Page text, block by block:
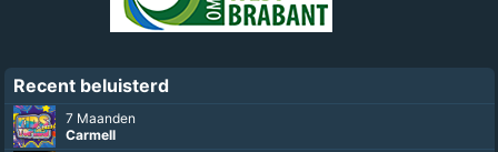
Recent beluisterd
7 Maanden
Carmell